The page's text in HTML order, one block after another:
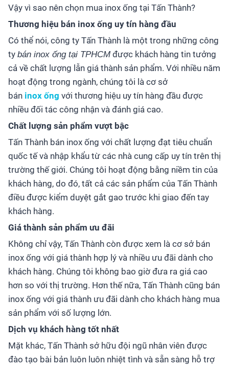
Vậy vì sao nên chọn mua inox ống tại Tấn Thành?
Thương hiệu bán inox ống uy tín hàng đầu
Có thể nói, công ty Tấn Thành là một trong những công
ty bán inox ống tại TPHCM được khách hàng tin tưởng
cả về chất lượng lẫn giá thành sản phẩm. Với nhiều năm
hoạt động trong ngành, chúng tôi là cơ sở
bán inox ống với thương hiệu uy tín hàng đầu được
nhiều đối tác công nhận và đánh giá cao.
Chất lượng sản phẩm vượt bậc
Tấn Thành bán inox ống với chất lượng đạt tiêu chuẩn
quốc tế và nhập khẩu từ các nhà cung cấp uy tín trên thị
trường thế giới. Chúng tôi hoạt động bằng niềm tin của
khách hàng, do đó, tất cả các sản phẩm của Tấn Thành
điều được kiểm duyệt gắt gao trước khi giao đến tay
khách hàng.
Giá thành sản phẩm ưu đãi
Không chỉ vậy, Tấn Thành còn được xem là cơ sở bán
inox ống với giá thành hợp lý và nhiều ưu đãi dành cho
khách hàng. Chúng tôi không bao giờ đưa ra giá cao
hơn so với thị trường. Hơn thế nữa, Tấn Thành cũng bán
inox ống với giá thành ưu đãi dành cho khách hàng mua
sản phẩm với số lượng lớn.
Dịch vụ khách hàng tốt nhất
Mặt khác, Tấn Thành sở hữu đội ngũ nhân viên được
đào tạo bài bản luôn luôn nhiệt tình và sẵn sàng hỗ trợ